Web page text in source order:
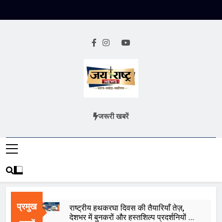
Jai Rashtra
हिंदी समाचार
जरूरी खबरें
प्रमुख
राष्ट्रीय हथकरघा दिवस की तैयारियाँ तेज़,
देशभर में बुनकरों और हस्तशिल्प प्रदर्शनियों का